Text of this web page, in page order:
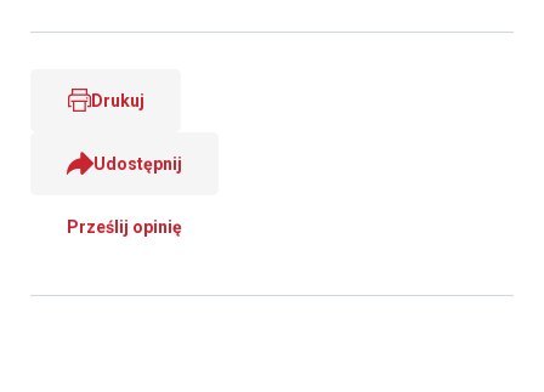
Drukuj
Udostępnij
Prześlij opinię